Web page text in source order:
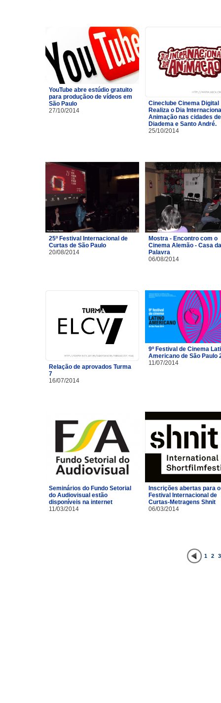
YouTube abre estúdio gratuito
para produçãoo de vídeos em
São Paulo
27/10/2014
Cineclube Cinema Digital
Realiza o Dia
Animação nas cidades de
Diadema e Santo André.
25/10/2014
25º Festival Internacional de
Curtas de São Paulo
20/08/2014
Mostra - Encontro com o
Cinema Alemão - Casa da
Palavra
06/08/2014
Relação de aprovados Turma
7
16/07/2014
9º Festival de Cinema
Americano de São Paulo
11/07/2014
Seminários do Fundo Setorial
do Audiovisual estão
disponíveis na internet
11/03/2014
Inscrições abertas para o
Festival Internacional de
Curtas-Metragens Shnit
06/03/2014
1 2 3